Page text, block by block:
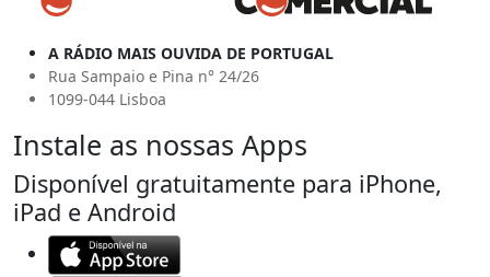
A RÁDIO MAIS OUVIDA DE PORTUGAL
Rua Sampaio e Pina n° 24/26
1099-044 Lisboa
Instale as nossas Apps
Disponível gratuitamente para iPhone,
iPad e Android